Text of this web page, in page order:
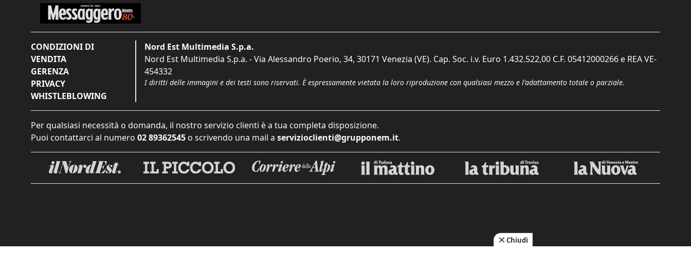
CONDIZIONI DI
VENDITA
GERENZA
PRIVACY
WHISTLEBLOWING
Nord Est Multimedia S.p.a.
Nord Est Multimedia S.p.a. - Via Alessandro Poerio, 34, 30171 Venezia (VE). Cap. Soc. i.v. Euro 1.432.522,00 C.F. 05412000266 e REA VE-
454332
I diritti delle immagini e dei testi sono riservati. È espressamente vietata la loro riproduzione con qualsiasi mezzo e l'adattamento totale o parziale.
Per qualsiasi necessità o domanda, il nostro servizio clienti è a tua completa disposizione.
Puoi contattarci al numero 02 89362545 o scrivendo una mail a servizioclienti@grupponem.it.
Chiudi